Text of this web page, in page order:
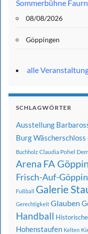
Sommerbühne
08/08/2026
Göppingen
alle
SCHLAGWÖRTER
Ausstellung
Burg Wäscherschloss
Buchholz Claudia Pohel
Arena FA
Frisch-Auf-
Fußball Galerie
Gerechtigkeit Glauben
Handball
Hohenstaufen Kelten